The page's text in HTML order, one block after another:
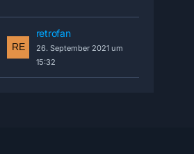
retrofan
26. September 2021 um
15:32